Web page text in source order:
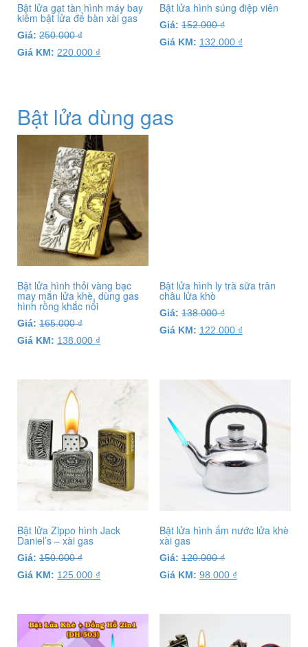
Bật lửa gạt tàn hình máy bay
kiêm bật lửa để bàn xài gas
Giá: 250.000₫
Giá KM: 220.000 ₫
Bật lửa hình súng điệp viên
Giá: 152.000₫
Giá KM: 132.000 ₫
Bật lửa dùng gas
Bật lửa hình thỏi vàng bạc
may mắn lửa khè, dùng gas
hình rồng khắc nổi
Giá: 165.000₫
Giá KM: 138.000 ₫
Bật lửa hình ly trà sữa trân
châu lửa khò
Giá: 138.000₫
Giá KM: 122.000 ₫
Bật lửa Zippo hình Jack
Daniel’s – xài gas
Giá: 150.000₫
Giá KM: 125.000 ₫
Bật lửa hình ấm nước lửa khè
xài gas
Giá: 120.000₫
Giá KM: 98.000 ₫